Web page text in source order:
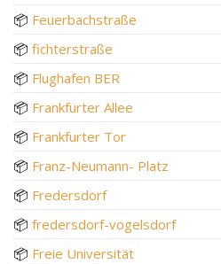
📦 Feuerbachstraße
📦 fichterstraße
📦 Flughafen BER
📦 Frankfurter Allee
📦 Frankfurter Tor
📦 Franz-Neumann- Platz
📦 Fredersdorf
📦 fredersdorf-vogelsdorf
📦 Freie Universität